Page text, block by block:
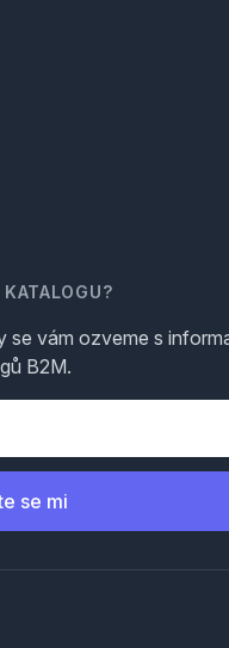
se vám ozveme s
B2M.
se mi